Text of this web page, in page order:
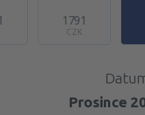
1791
CZK
Prosince